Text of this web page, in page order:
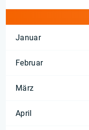
Januar
Februar
März
April